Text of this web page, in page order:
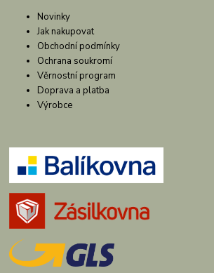
Novinky
Jak nakupovat
Obchodní podmínky
Ochrana soukromí
Věrnostní program
Doprava a platba
Výrobce